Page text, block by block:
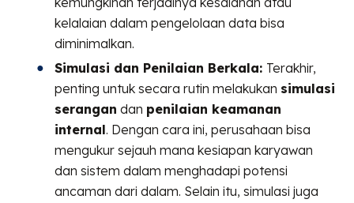
kelalaian dalam pengelolaan data bisa
diminimalkan.
Simulasi dan Penilaian Berkala: Terakhir,
penting untuk secara rutin melakukan simulasi
serangan dan penilaian keamanan
internal. Dengan cara ini, perusahaan bisa
mengukur sejauh mana kesiapan karyawan
dan sistem dalam menghadapi potensi
ancaman dari dalam. Selain itu, simulasi juga